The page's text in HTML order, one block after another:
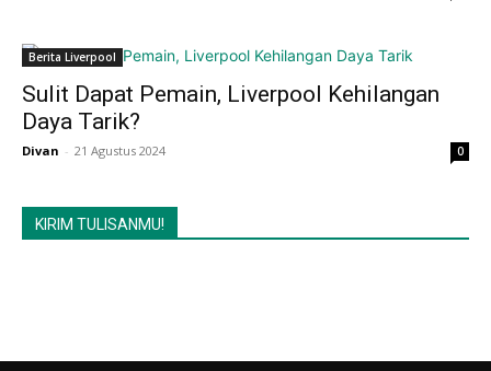
Berita Liverpool
Sulit Dapat Pemain, Liverpool Kehilangan
Daya Tarik?
Divan - 21 Agustus 2024 0
KIRIM TULISANMU!